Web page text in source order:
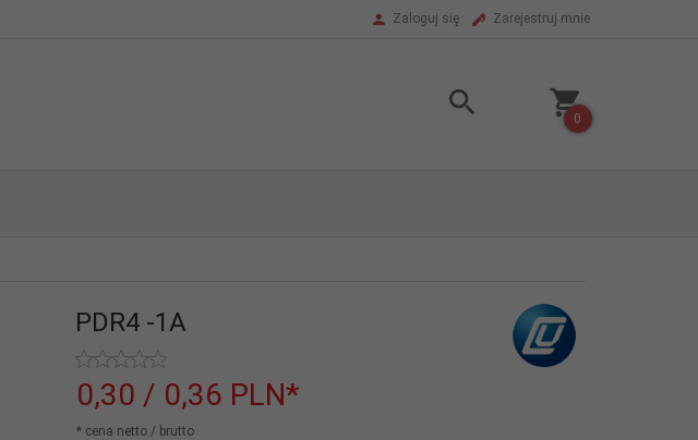
Zaloguj się Zarejestruj mnie
0
PDR4 -1A
0,30 / 0,36 PLN*
* cena netto / brutto